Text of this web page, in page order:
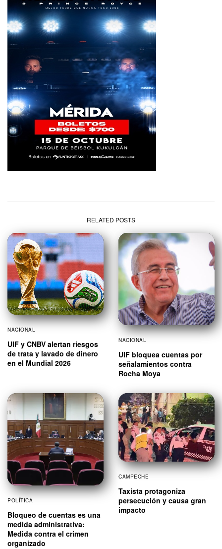
RELATED POSTS
NACIONAL
UIF y CNBV alertan riesgos
de trata y lavado de dinero
en el Mundial 2026
NACIONAL
UIF bloquea cuentas por
señalamientos contra
Rocha Moya
POLÍTICA
Bloqueo de cuentas es una
medida administrativa:
Medida contra el crimen
organizado
CAMPECHE
Taxista protagoniza
persecución y causa gran
impacto